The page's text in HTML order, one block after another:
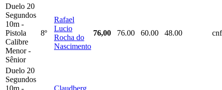
Duelo 20
Segundos
10m -
Pistola
Calibre
Menor -
Sênior
8º
Rafael
Lucio
Rocha do
Nascimento
76,00 76.00 60.00 48.00
Duelo 20
Segundos
10m -
Claudberg